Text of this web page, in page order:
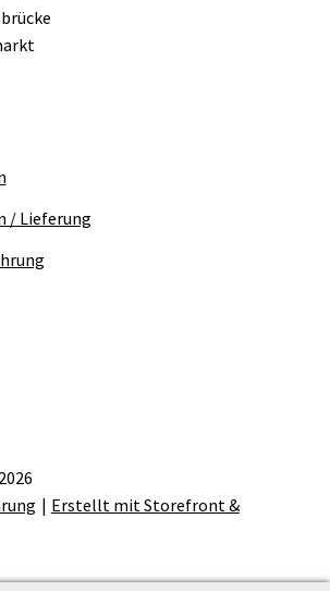
/ Lieferung
Erstellt mit Storefront &